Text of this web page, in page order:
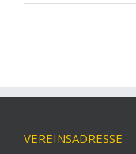
VEREINSADRESSE